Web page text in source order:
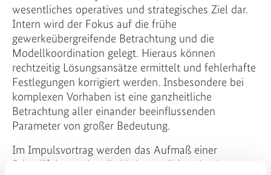
wesentliches operatives und strategisches Ziel dar.
Intern wird der Fokus auf die frühe
gewerkeübergreifende Betrachtung und die
Modellkoordination gelegt. Hieraus können
rechtzeitig Lösungsansätze ermittelt und fehlerhafte
Festlegungen korrigiert werden. Insbesondere bei
komplexen Vorhaben ist eine ganzheitliche
Betrachtung aller einander beeinflussenden
Parameter von großer Bedeutung.
Im Impulsvortrag werden das Aufmaß einer
Schnellfahrstrecke, die Variantendiskussion im